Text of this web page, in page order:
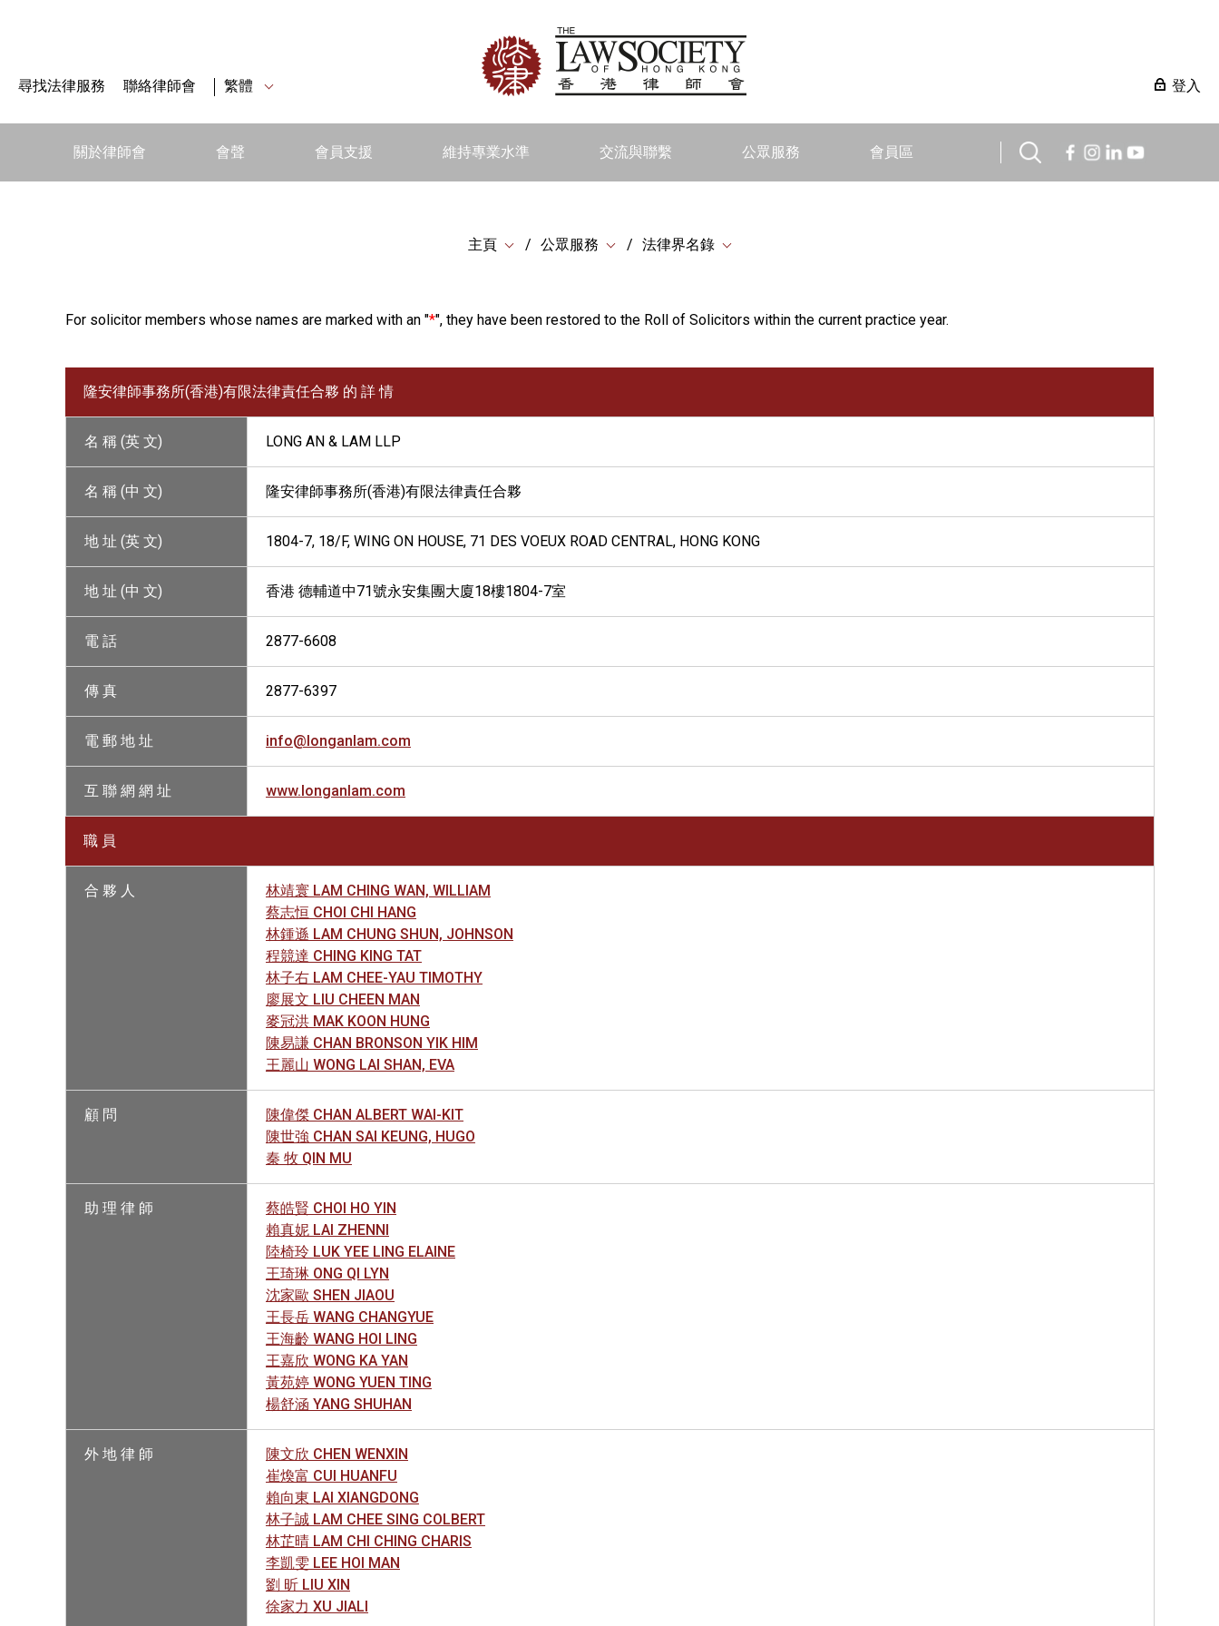
尋找法律服務 聯絡律師會 繁體 登入
關於律師會 會聲 會員支援 維持專業水準 交流與聯繫 公眾服務 會員區
主頁 公眾服務 法律界名錄
For solicitor members whose names are marked with an "*", they have been restored to the Roll of Solicitors within the current practice year.
隆安律師事務所(香港)有限法律責任合夥 的 詳 情
名 稱 (英 文) LONG AN & LAM LLP
名 稱 (中 文) 隆安律師事務所(香港)有限法律責任合夥
地 址 (英 文) 1804-7, 18/F, WING ON HOUSE, 71 DES VOEUX ROAD CENTRAL, HONG KONG
地 址 (中 文) 香港 德輔道中71號永安集團大廈18樓1804-7室
電 話 2877-6608
傳 真 2877-6397
電 郵 地 址 info@longanlam.com
互 聯 網 網 址 www.longanlam.com
職 員
合 夥 人
林靖寰 LAM CHING WAN, WILLIAM
蔡志恒 CHOI CHI HANG
林鍾遜 LAM CHUNG SHUN, JOHNSON
程競達 CHING KING TAT
林子右 LAM CHEE-YAU TIMOTHY
廖展文 LIU CHEEN MAN
麥冠洪 MAK KOON HUNG
陳易謙 CHAN BRONSON YIK HIM
王麗山 WONG LAI SHAN, EVA
顧 問
陳偉傑 CHAN ALBERT WAI-KIT
陳世強 CHAN SAI KEUNG, HUGO
秦 牧 QIN MU
助 理 律 師
蔡皓賢 CHOI HO YIN
賴真妮 LAI ZHENNI
陸椅玲 LUK YEE LING ELAINE
王琦琳 ONG QI LYN
沈家歐 SHEN JIAOU
王長岳 WANG CHANGYUE
王海齡 WANG HOI LING
王嘉欣 WONG KA YAN
黃苑婷 WONG YUEN TING
楊舒涵 YANG SHUHAN
外 地 律 師
陳文欣 CHEN WENXIN
崔煥富 CUI HUANFU
賴向東 LAI XIANGDONG
林子誠 LAM CHEE SING COLBERT
林芷晴 LAM CHI CHING CHARIS
李凱雯 LEE HOI MAN
劉 昕 LIU XIN
徐家力 XU JIALI